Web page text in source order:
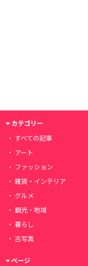
カテゴリー
すべての記事
アート
ファッション
雑貨・インテリア
グルメ
観光・地域
暮らし
古写真
ページ